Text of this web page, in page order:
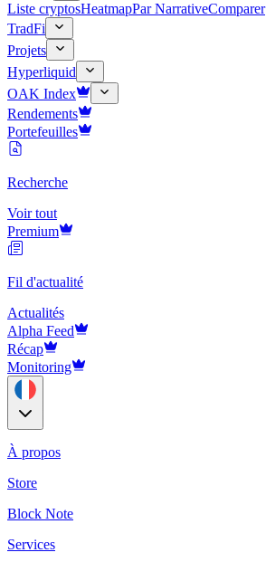
Liste cryptosHeatmapPar NarrativeComparer
TradFi
Projets
Hyperliquid
OAK Index
Rendements
Portefeuilles
Recherche
Voir tout
Premium
Fil d'actualité
Actualités
Alpha Feed
Récap
Monitoring
À propos
Store
Block Note
Services